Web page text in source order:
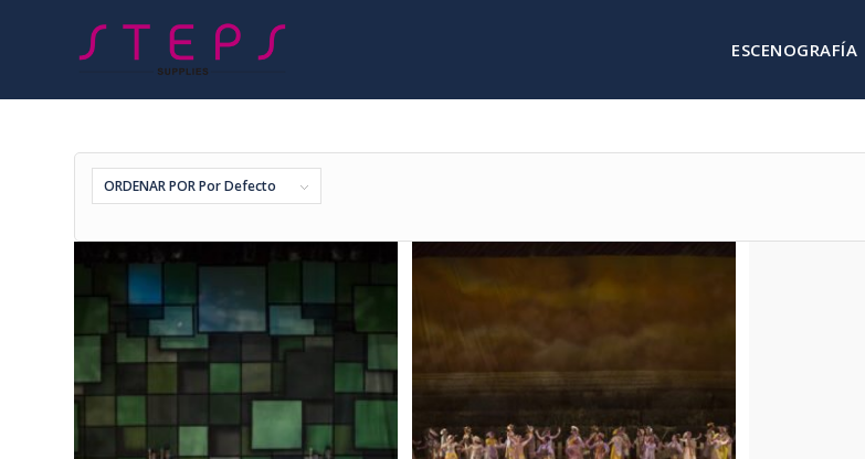
ESCENOGRAFÍA
ORDENAR PORPor Defecto